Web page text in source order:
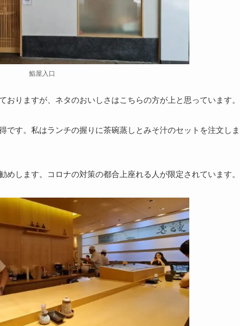
鮨屋入口
おりますが、ネタのおいしさはこちらの方が上と思っています。
です。私はランチの握りに茶碗蒸しとみそ汁のセットを注文しま
めします。コロナの対策の都合上座れる人が限定されています。